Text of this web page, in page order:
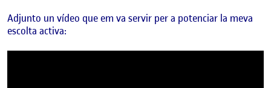
Adjunto un vídeo que em va servir per a potenciar la meva
escolta activa: